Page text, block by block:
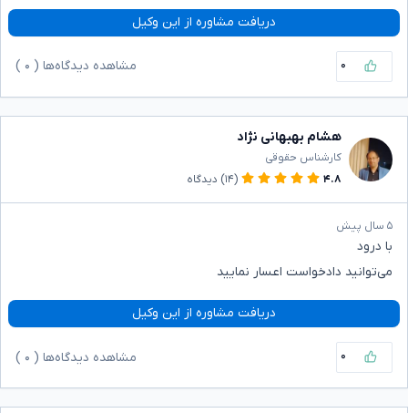
دریافت مشاوره از این وکیل
۰ مشاهده دیدگاه‌ها ( ۰
هشام بهبهانی نژاد
کارشناس حقوقی
۴.۸
(۱۴) دیدگاه
۵ سال پیش
با درود
می‌توانید دادخواست اعسار نمایید
دریافت مشاوره از این وکیل
۰ مشاهده دیدگاه‌ها ( ۰